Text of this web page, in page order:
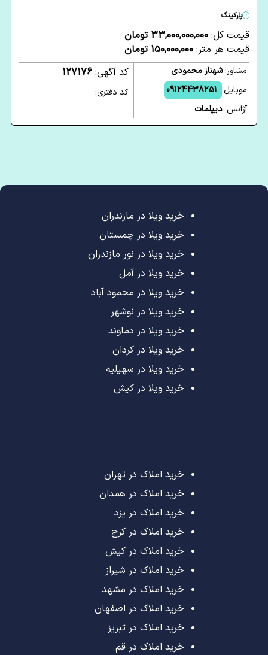
پارکینگ
قیمت کل: 33,000,000,000 تومان
قیمت هر متر: 150,000,000 تومان
مشاور:شهناز محمودی
موبایل: 09124438251
آژانس:دیپلمات
کد آگهی: 127176
کد دفتری:
خرید ویلا در مازندران
خرید ویلا در چمستان
خرید ویلا در نور مازندران
خرید ویلا در آمل
خرید ویلا در محمود آباد
خرید ویلا در نوشهر
خرید ویلا در دماوند
خرید ویلا در کردان
خرید ویلا در سهیلیه
خرید ویلا در کیش
خرید املاک در تهران
خرید املاک در همدان
خرید املاک در یزد
خرید املاک در کرج
خرید املاک در کیش
خرید املاک در شیراز
خرید املاک در مشهد
خرید املاک در اصفهان
خرید املاک در تبریز
خرید املاک در قم